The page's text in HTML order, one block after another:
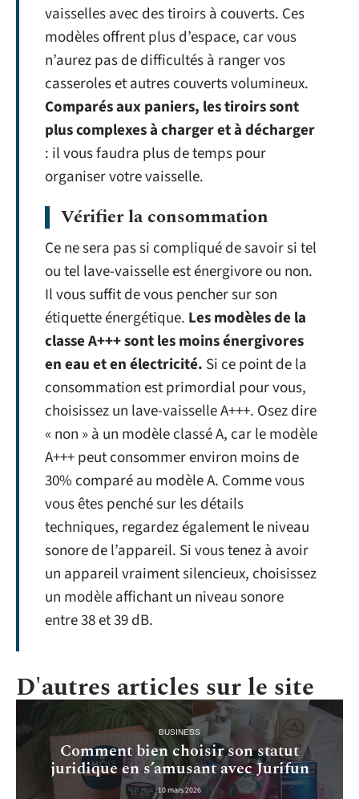
vaisselles avec des tiroirs à couverts. Ces
modèles offrent plus d’espace, car vous
n’aurez pas de difficultés à ranger vos
casseroles et autres couverts volumineux.
Comparés aux paniers, les tiroirs sont
plus complexes à charger et à décharger
: il vous faudra plus de temps pour
organiser votre vaisselle.
Vérifier la consommation
Ce ne sera pas si compliqué de savoir si tel
ou tel lave-vaisselle est énergivore ou non.
Il vous suffit de vous pencher sur son
étiquette énergétique. Les modèles de la
classe A+++ sont les moins énergivores
en eau et en électricité. Si ce point de la
consommation est primordial pour vous,
choisissez un lave-vaisselle A+++. Osez dire
« non » à un modèle classé A, car le modèle
A+++ peut consommer environ moins de
30% comparé au modèle A. Comme vous
vous êtes penché sur les détails
techniques, regardez également le niveau
sonore de l’appareil. Si vous tenez à avoir
un appareil vraiment silencieux, choisissez
un modèle affichant un niveau sonore
entre 38 et 39 dB.
D'autres articles sur le site
BUSINESS
Comment bien choisir son statut
juridique en s’amusant avec Jurifun
10 mars 2026